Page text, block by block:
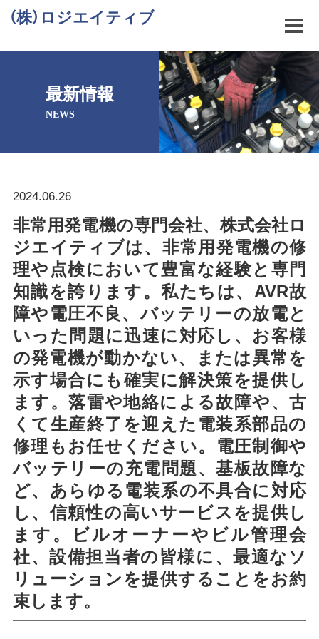
（株）ロジエイティブ
最新情報
NEWS
2024.06.26
非常用発電機の専門会社、株式会社ロ
ジエイティブは、非常用発電機の修
理や点検において豊富な経験と専門
知識を誇ります。私たちは、AVR故
障や電圧不良、バッテリーの放電と
いった問題に迅速に対応し、お客様
の発電機が動かない、または異常を
示す場合にも確実に解決策を提供し
ます。落雷や地絡による故障や、古
くて生産終了を迎えた電装系部品の
修理もお任せください。電圧制御や
バッテリーの充電問題、基板故障な
ど、あらゆる電装系の不具合に対応
し、信頼性の高いサービスを提供し
ます。ビルオーナーやビル管理会
社、設備担当者の皆様に、最適なソ
リューションを提供することをお約
束します。